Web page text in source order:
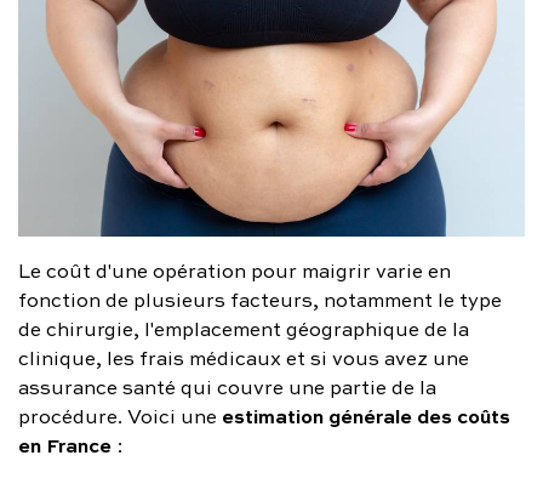
Le coût d'une opération pour maigrir varie en
fonction de plusieurs facteurs, notamment le type
de chirurgie, l'emplacement géographique de la
clinique, les frais médicaux et si vous avez une
assurance santé qui couvre une partie de la
procédure. Voici une estimation générale des coûts
en France :